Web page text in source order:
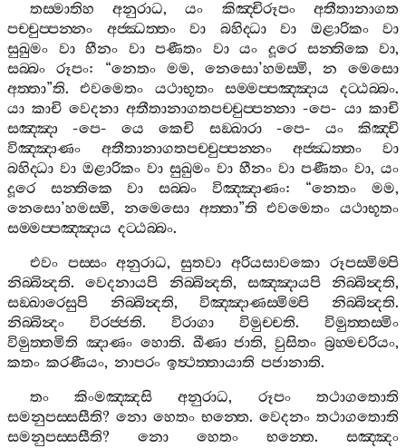
තස‍්මාතිහ අනුරාධ,යං කිඤ‍්චිරූපං
අතීතානාගත
පච‍්චුප‍්පන‍්නං
අජ‍්ඣත‍්තං වා බහිද‍්ධා වා ඔළාරිකං
වා
සුඛුමං
වා හීනං වා පණීතං වා යං දූරෙ සන‍්තිකෙ වා,
සබ‍්බං
රූපං: “නෙතං මම, නෙසො’හමස‍්මි, න
මෙසො
අත‍්තා”ති.එවමෙතං යථාභූතං සම‍්මප‍්පඤ‍්ඤාය දට‍්ඨබ‍්බං.
යා කාචි වෙදනා අතීතානාගතපච‍්චුප‍්පන‍්නා -පෙ- යා කාචි
සඤ‍්ඤා -පෙ-යෙ කෙචි සඞ‍්ඛාරා-පෙ- යං
කිඤ‍්චි
විඤ‍්ඤාණං
අතීතානාගතපච‍්චුප‍්පන‍්නං අජ‍්ඣත‍්තං
වා
බහිද‍්ධා වා ඔළාරිකං වා සුඛුමං වා හීනං වා පණීතං වා, යං
දූරෙ
සන‍්තිකෙ වා සබ‍්බං විඤ‍්ඤාණං: “නෙතං මම,
නෙසො’හමස‍්මි, නමෙසො අත‍්තා”ති එවමෙතං යථාභූතං
සම‍්මප‍්පඤ‍්ඤාය දට‍්ඨබ‍්බං.
එවං පස‍්සං අනුරාධ,සුතවා අරියසාවකො රූපස‍්මිම‍්පි
නිබ‍්බින්‍දති.වෙදනායපි නිබ‍්බින්‍දති, සඤ‍්ඤායපි නිබ‍්බින්‍දති,
සඞ‍්ඛාරෙසුපි
නිබ‍්බින්‍දති,විඤ‍්ඤාණස‍්මිම‍්පි නිබ‍්බින්‍දති.
නිබ‍්බින්‍දං
විරජ‍්ජති. විරාගා විමුච‍්චති. විමුත‍්තස‍්මිං
විමුත‍්තමිති ඤාණං හොති. ඛීණා ජාති,වුසිතං බ්‍රහ‍්මචරියං,
කතං කරණීයං, නාපරං ඉත්‍ථත‍්තායාති පජානාති.
තං
කිංමඤ‍්ඤසි අනුරාධ, රූපං
තථාගතොති
සමනුපස‍්සසීති? නො හෙතං භන‍්තෙ. වෙදනං තථාගතොති
සමනුපස‍්සසීති? නො හෙතං භන‍්තෙ. සඤ‍්ඤං